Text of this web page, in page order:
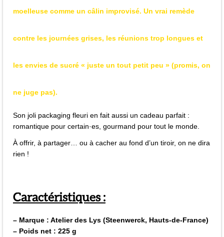
moelleuse comme un câlin improvisé. Un vrai remède
contre les journées grises, les réunions trop longues et
les envies de sucré « juste un tout petit peu » (promis, on
ne juge pas).
Son joli packaging fleuri en fait aussi un cadeau parfait :
romantique pour certain·es, gourmand pour tout le monde.
À offrir, à partager… ou à cacher au fond d’un tiroir, on ne dira
rien !
Caractéristiques :
– Marque : Atelier des Lys (Steenwerck, Hauts-de-France)
– Poids net : 225 g